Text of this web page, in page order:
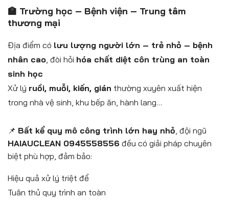
🏫 Trường học – Bệnh viện – Trung tâm
thương mại
Địa điểm có lưu lượng người lớn – trẻ nhỏ – bệnh
nhân cao, đòi hỏi hóa chất diệt côn trùng an toàn
sinh học
Xử lý ruồi, muỗi, kiến, gián thường xuyên xuất hiện
trong nhà vệ sinh, khu bếp ăn, hành lang…
📌 Bất kể quy mô công trình lớn hay nhỏ, đội ngũ
HAIAUCLEAN 0945558556 đều có giải pháp chuyên
biệt phù hợp, đảm bảo:
Hiệu quả xử lý triệt để
Tuân thủ quy trình an toàn